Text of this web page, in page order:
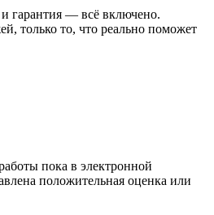
гарантия — всё включено.
только то, что реально поможет
пока в электронной
положительная оценка или